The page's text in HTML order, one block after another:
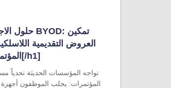
العروض التقديمية
المؤتمرات الحديثة[/h1]
تواجه المؤسسات الحديثة تحدياً
المؤتمرات: يجلب الموظفون